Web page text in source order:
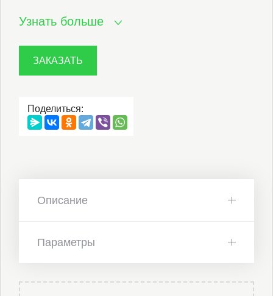
Узнать больше
ЗАКАЗАТЬ
Поделиться:
Описание
Параметры